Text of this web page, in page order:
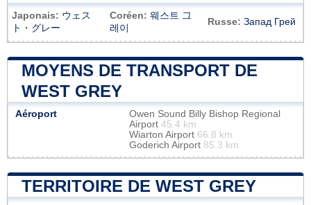
Japonais: ウェス
ト・グレー
Coréen: 웨스트 그
레이
Russe: Запад Грей
MOYENS DE TRANSPORT DE
WEST GREY
Aéroport
Owen Sound Billy Bishop Regional
Airport 45.4 km
Wiarton Airport 66.8 km
Goderich Airport 85.3 km
TERRITOIRE DE WEST GREY